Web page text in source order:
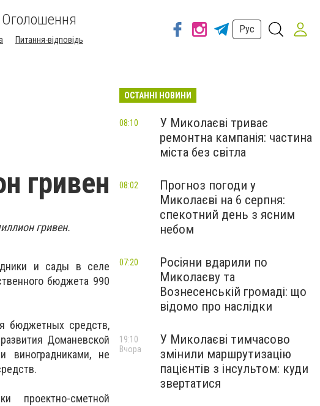
Оголошення
Питання-відповідь
Рус
гривен
гривен.
и сады в селе
бюджета 990
бюджетных средств,
Доманевской
виноградниками, не
проектно-сметной
ОСТАННІ НОВИНИ
У Миколаєві триває
ремонтна кампанія: частина
міста без світла
08:10
Прогноз погоди у
Миколаєві на 6 серпня:
спекотний день з ясним
небом
08:02
Росіяни вдарили по
Миколаєву та
Вознесенській громаді: що
відомо про наслідки
07:20
У Миколаєві тимчасово
змінили маршрутизацію
пацієнтів з інсультом: куди
звертатися
19:10
Вчора